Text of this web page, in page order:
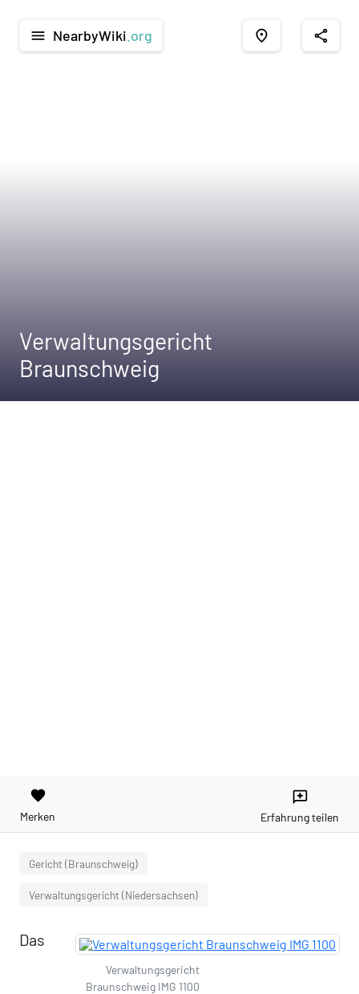
menu NearbyWiki .org place share
Verwaltungsgericht
Braunschweig
favorite
Merken
reviews
Erfahrung teilen
Gericht (Braunschweig)
Verwaltungsgericht (Niedersachsen)
Verwaltungsgericht
Braunschweig IMG 1100
Das